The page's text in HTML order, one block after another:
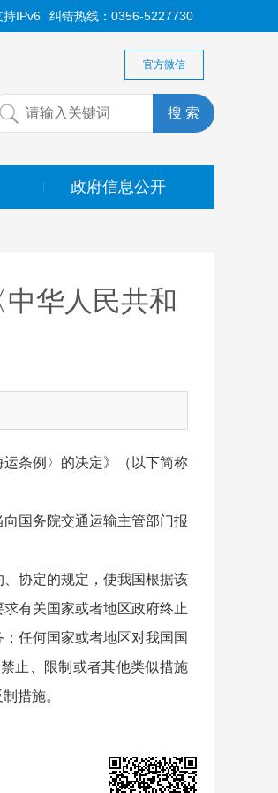
纠错热线：0356-5227730
持IPv6
官方微信
政府信息公开
华人民共和
条例〉的决定》（以下简称
国务院交通运输主管部门报
协定的规定，使我国根据该
有关国家或者地区政府终止
任何国家或者地区对我国国
止、限制或者其他类似措施
措施。